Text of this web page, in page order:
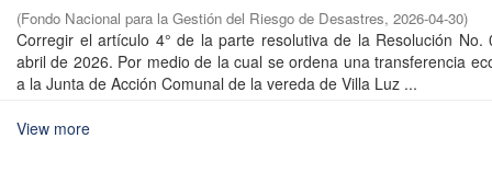
(Fondo Nacional para la Gestión del Riesgo de Desastres, 2026-04-30)
Corregir el artículo 4° de la parte resolutiva de la Resolución No.
abril de 2026. Por medio de la cual se ordena una transferencia
a la Junta de Acción Comunal de la vereda de Villa Luz ...
View more